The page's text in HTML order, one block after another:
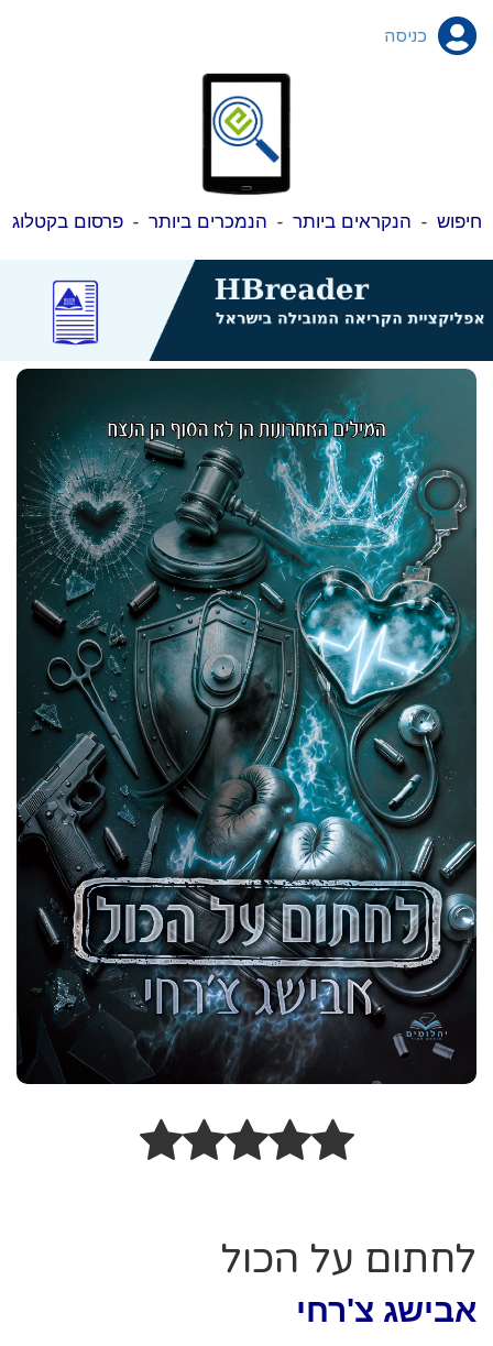
כניסה
חיפוש - הנקראים ביותר - הנמכרים ביותר -פרסום בקטלוג
לחתום על הכול
אבישג צ'רחי